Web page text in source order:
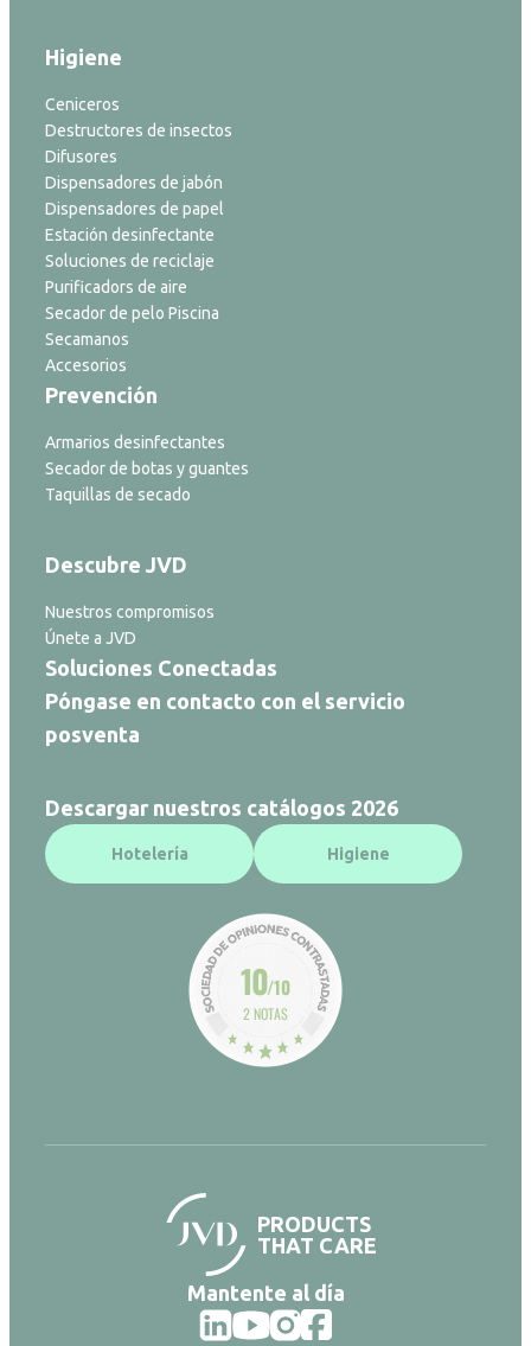
Higiene
Ceniceros
Destructores de insectos
Difusores
Dispensadores de jabón
Dispensadores de papel
Estación desinfectante
Soluciones de reciclaje
Purificadors de aire
Secador de pelo Piscina
Secamanos
Accesorios
Prevención
Armarios desinfectantes
Secador de botas y guantes
Taquillas de secado
Descubre JVD
Nuestros compromisos
Únete a JVD
Soluciones Conectadas
Póngase en contacto con el servicio
posventa
Descargar nuestros catálogos 2026
Hotelería Higiene
10/10
2 NOTAS
PRODUCTS
THAT CARE
Mantente al día